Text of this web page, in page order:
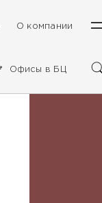
О компании
Офисы в БЦ